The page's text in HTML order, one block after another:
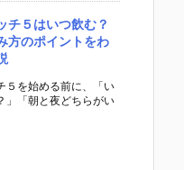
チ５はいつ飲む？
方のポイントをわ
５を始める前に、「い
」「朝と夜どちらがい